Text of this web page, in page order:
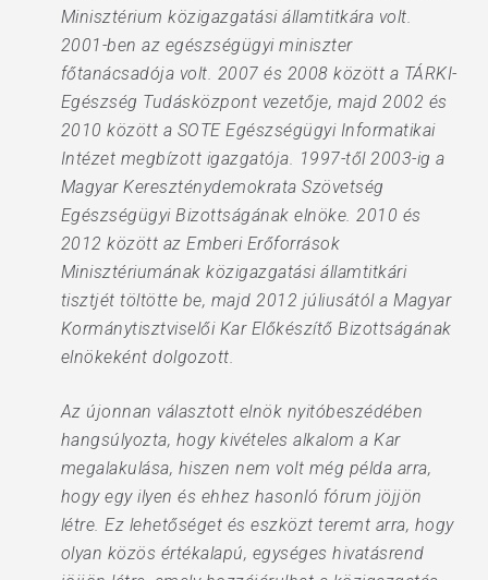
Minisztérium közigazgatási államtitkára volt.
2001-ben az egészségügyi miniszter
főtanácsadója volt. 2007 és 2008 között a TÁRKI-
Egészség Tudásközpont vezetője, majd 2002 és
2010 között a SOTE Egészségügyi Informatikai
Intézet megbízott igazgatója. 1997-től 2003-ig a
Magyar Kereszténydemokrata Szövetség
Egészségügyi Bizottságának elnöke. 2010 és
2012 között az Emberi Erőforrások
Minisztériumának közigazgatási államtitkári
tisztjét töltötte be, majd 2012 júliusától a Magyar
Kormánytisztviselői Kar Előkészítő Bizottságának
elnökeként dolgozott.
Az újonnan választott elnök nyitóbeszédében
hangsúlyozta, hogy kivételes alkalom a Kar
megalakulása, hiszen nem volt még példa arra,
hogy egy ilyen és ehhez hasonló fórum jöjjön
létre. Ez lehetőséget és eszközt teremt arra, hogy
olyan közös értékalapú, egységes hivatásrend